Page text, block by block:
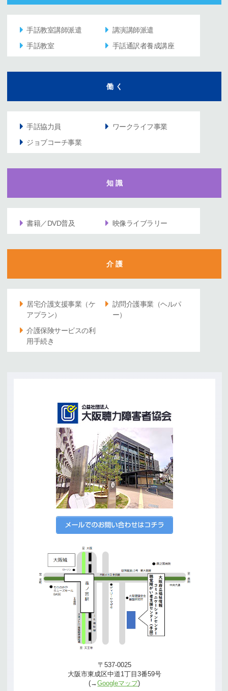
手話教室講師派遣
講演講師派遣
手話教室
手話通訳者養成講座
働 く
手話協力員
ワークライフ事業
ジョブコーチ事業
知 識
書籍／DVD普及 映像ライブラリー
介 護
居宅介護支援事業（ケ
アプラン）
訪問介護事業（ヘルパ
ー）
介護保険サービスの利
用手続き
〒537-0025
大阪市東成区中道1丁目3番59号
(→Googleマップ)